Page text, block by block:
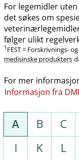
For legemidler
det søkes om
følger ulikt
1 FEST = Forskrivnings-
medisinske produkters
For mer
Informasjon fra
A B C
I
K L